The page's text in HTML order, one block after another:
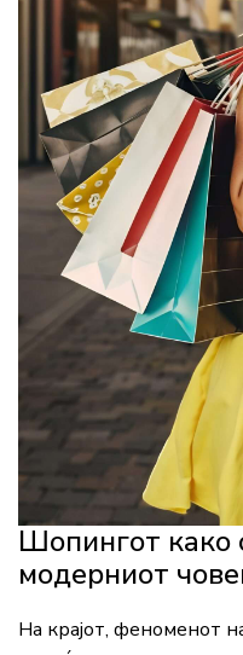
Шопингот како
модерниот
На крајот, феноменот